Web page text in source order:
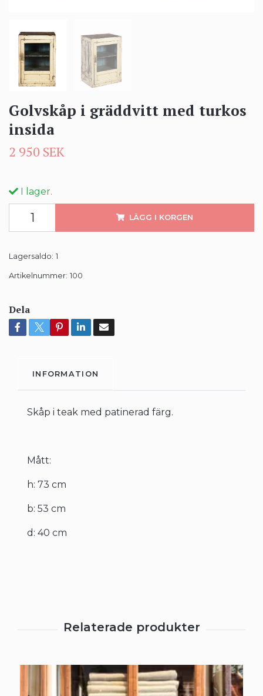
Golvskåp i gräddvitt med turkos
insida
2 950 SEK
I lager.
LÄGG I KORGEN
Lagersaldo: 1
Artikelnummer: 100
Dela
INFORMATION
Skåp i teak med patinerad färg.
Mått:
h: 73 cm
b: 53 cm
d: 40 cm